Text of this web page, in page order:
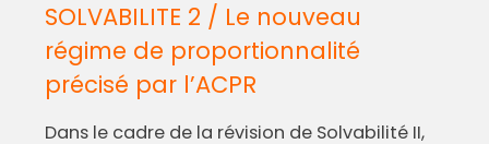
SOLVABILITE 2 / Le nouveau
régime de proportionnalité
précisé par l’ACPR
Dans le cadre de la révision de Solvabilité II,